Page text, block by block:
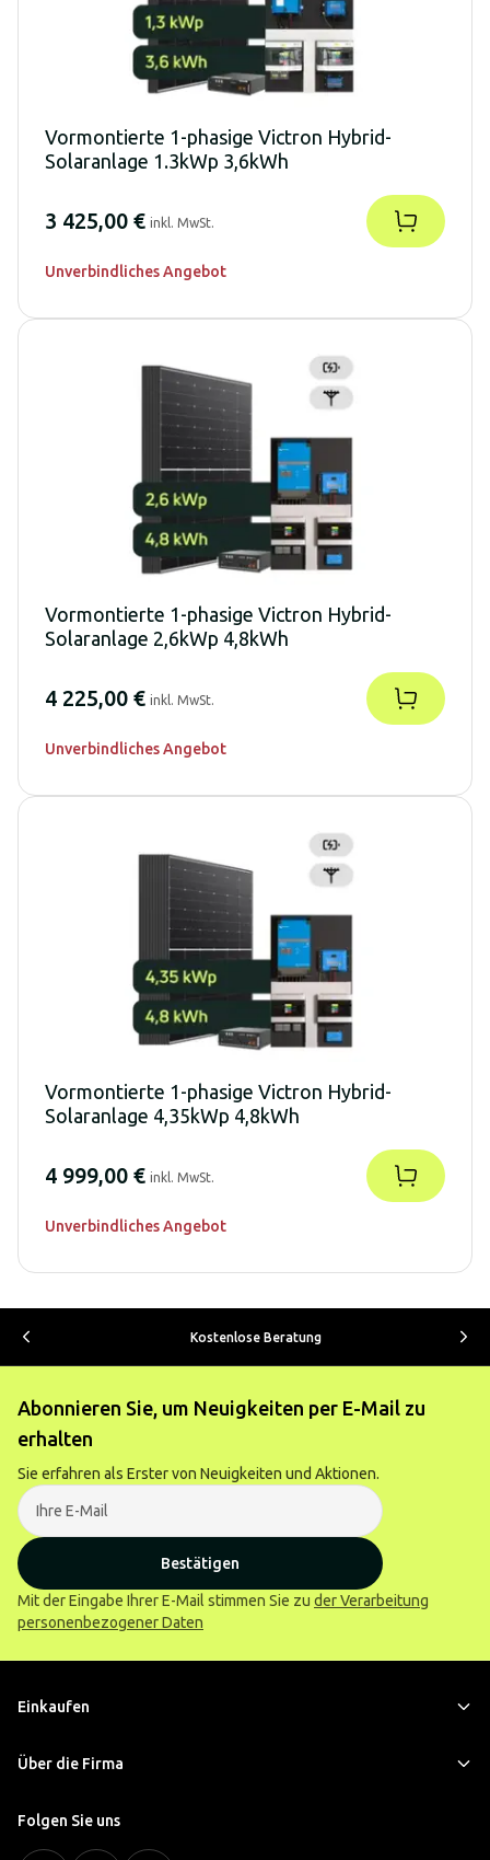
Vormontierte 1-phasige Victron Hybrid-
Solaranlage 1.3kWp 3,6kWh
3 425,00 € inkl. MwSt.
Unverbindliches Angebot
Vormontierte 1-phasige Victron Hybrid-
Solaranlage 2,6kWp 4,8kWh
4 225,00 € inkl. MwSt.
Unverbindliches Angebot
Vormontierte 1-phasige Victron Hybrid-
Solaranlage 4,35kWp 4,8kWh
4 999,00 € inkl. MwSt.
Unverbindliches Angebot
Kostenlose Beratung
Abonnieren Sie, um Neuigkeiten per E-Mail zu
erhalten
Sie erfahren als Erster von Neuigkeiten und Aktionen.
Bestätigen
Mit der Eingabe Ihrer E-Mail stimmen Sie zu der Verarbeitung
personenbezogener Daten
Einkaufen
Über die Firma
Folgen Sie uns